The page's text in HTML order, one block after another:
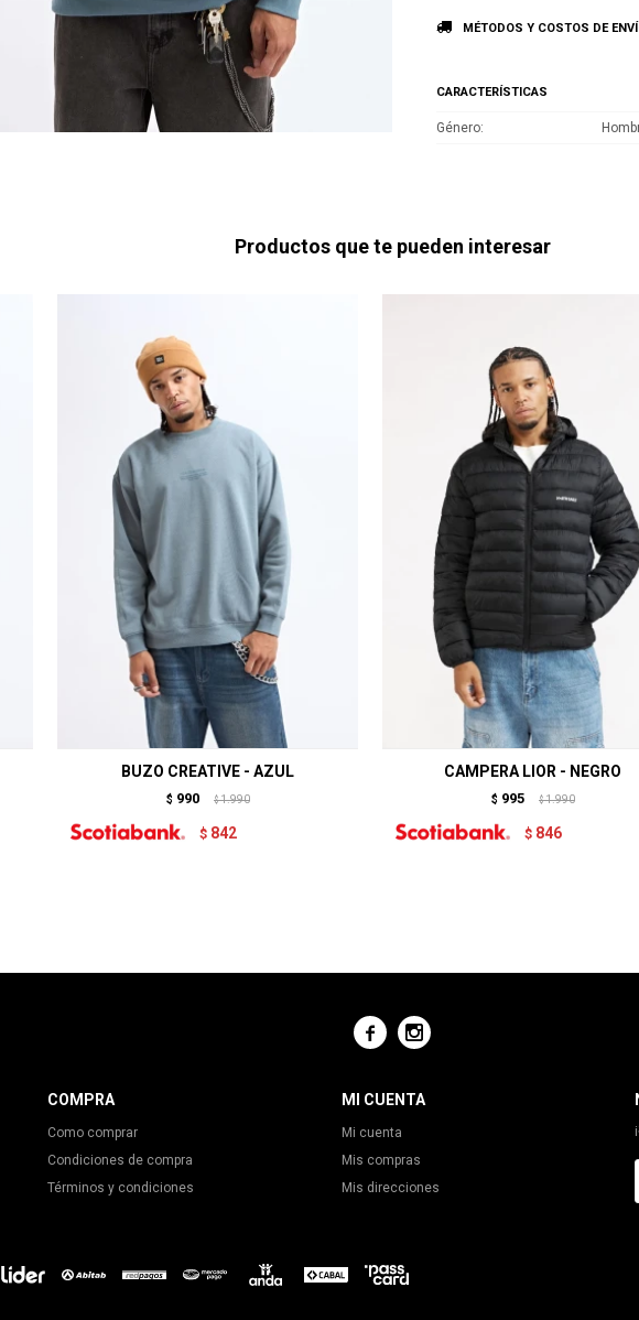
MÉTODOS Y COSTOS DE
CARACTERÍSTICAS
Género
Productos que te pueden interesar
BUZO CREATIVE - AZUL
$ 990 $ 1.990
$ 842
CAMPERA LIOR - NEGRO
$ 995 $ 1.990
$ 846
 
COMPRA
Como comprar
Condiciones de compra
Términos y condiciones
MI CUENTA
Mi cuenta
Mis compras
Mis direcciones